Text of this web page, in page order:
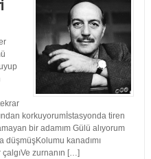
korkuyorumİstasyonda tiren
bir adamım Gülü alıyorum
düşmüşKolumu kanadımı
çalgıVe zurnanın […]